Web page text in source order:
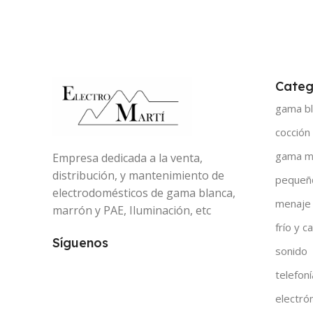
Empresa dedicada a la venta,
distribución, y mantenimiento de
electrodomésticos de gama blanca,
marrón y PAE, Iluminación, etc
Síguenos
gama
cocción
gama
menaje
frío y
sonido